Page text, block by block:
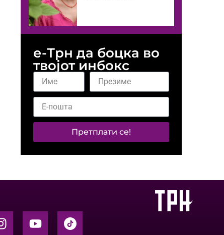
е-Трн да боцка во
твојот инбокс
Претплати се!